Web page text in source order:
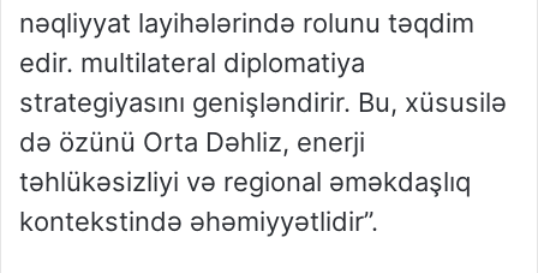
nəqliyyat layihələrində rolunu təqdim
edir. multilateral diplomatiya
strategiyasını genişləndirir. Bu, xüsusilə
də özünü Orta Dəhliz, enerji
təhlükəsizliyi və regional əməkdaşlıq
kontekstində əhəmiyyətlidir”.